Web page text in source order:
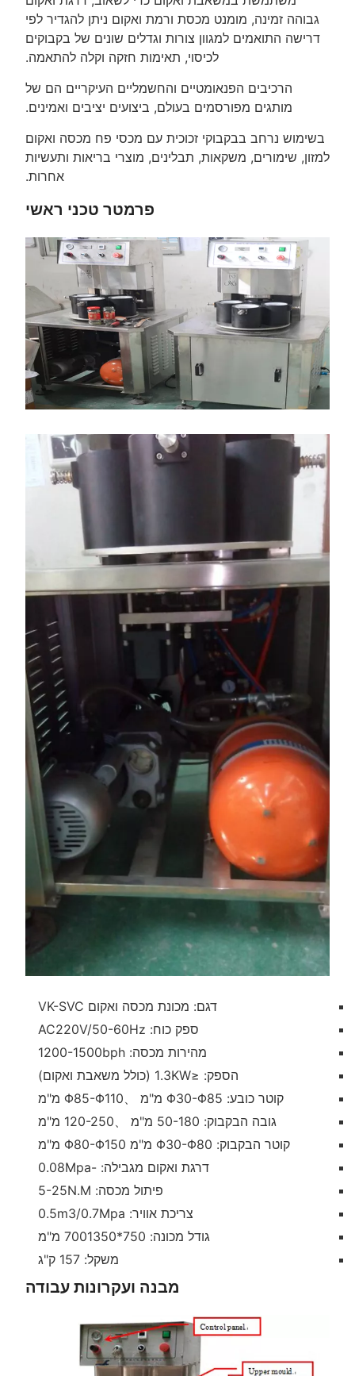
גבוהה זמינה, מומנט מכסת ורמת ואקום ניתן להגדיר לפי
דרישה התואמים למגוון צורות וגדלים שונים של בקבוקים
לכיסוי, תאימות חזקה וקלה להתאמה.
הרכיבים הפנאומטיים והחשמליים העיקריים הם של
מותגים מפורסמים בעולם, ביצועים יציבים ואמינים.
בשימוש נרחב בבקבוקי זכוכית עם מכסי פח מכסה ואקום
למזון, שימורים, משקאות, תבלינים, מוצרי בריאות ותעשיות
אחרות.
פרמטר טכני ראשי
דגם: מכונת מכסה ואקום VK-SVC
ספק כוח: AC220V/50-60Hz
מהירות מכסה: 1200-1500bph
הספק: ≤1.3KW (כולל משאבת ואקום)
קוטר כובע: Φ30-Φ85 מ"מ 、Φ85-Φ110 מ"מ
גובה הבקבוק: 50-180 מ"מ 、120-250 מ"מ
קוטר הבקבוק: Φ30-Φ80 מ"מ Φ80-Φ150 מ"מ
דרגת ואקום מגבילה: -0.08Mpa
פיתול מכסה: 5-25N.M
צריכת אוויר: 0.5m3/0.7Mpa
גודל מכונה: 750*7001350 מ"מ
משקל: 157 ק"ג
מבנה ועקרונות עבודה